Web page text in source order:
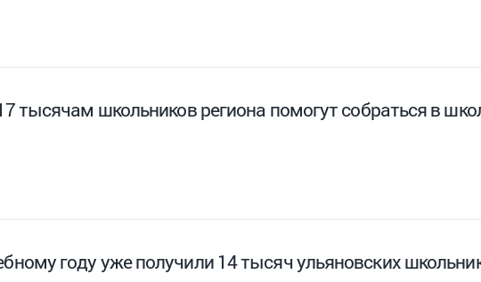
тысячам школьников региона помогут собраться в
году уже получили 14 тысяч ульяновских